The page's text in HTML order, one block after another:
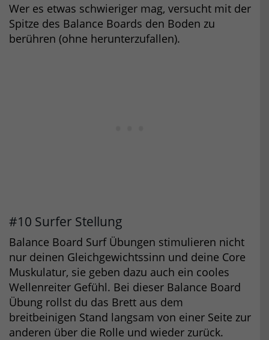
Wer es etwas schwieriger mag, versucht mit der
Spitze des Balance Boards den Boden zu
berühren (ohne herunterzufallen).
#10 Surfer Stellung
Balance Board Surf Übungen stimulieren nicht
nur deinen Gleichgewichtssinn und deine Core
Muskulatur, sie geben dazu auch ein cooles
Wellenreiter Gefühl. Bei dieser Balance Board
Übung rollst du das Brett aus dem
breitbeinigen Stand langsam von einer Seite zur
anderen über die Rolle und wieder zurück.